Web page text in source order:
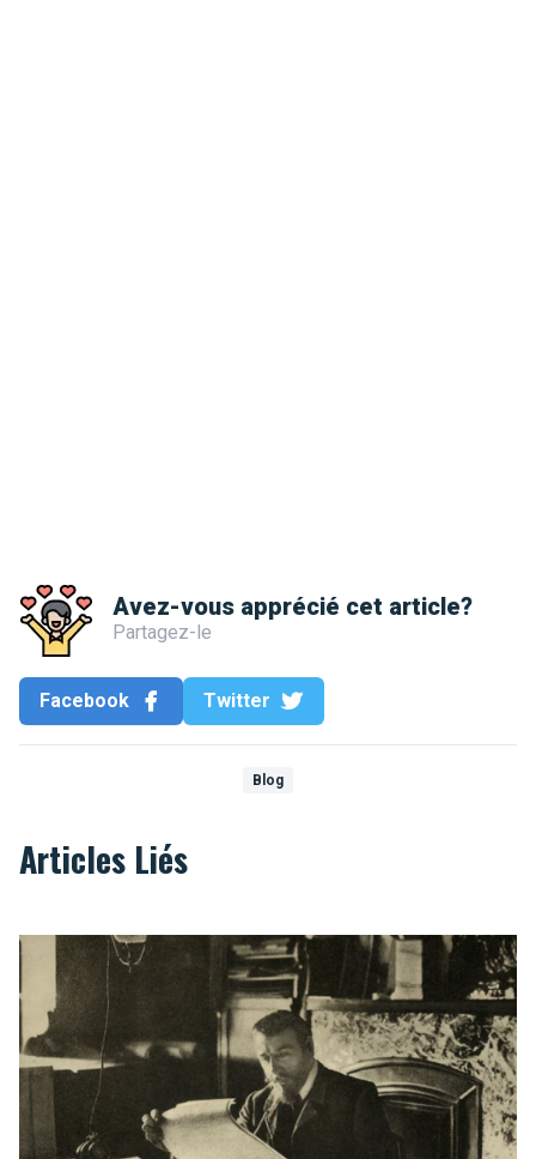
Avez-vous apprécié cet article?
Partagez-le
Facebook Twitter
Blog
Articles Liés
Victor Horta, père de l’Art nouveau à Bruxelles